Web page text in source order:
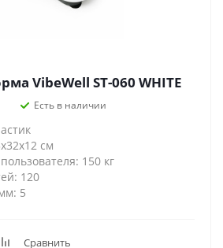
VibeWell ST-060 WHITE
Есть в наличии
см
150 кг
120
5
Сравнить